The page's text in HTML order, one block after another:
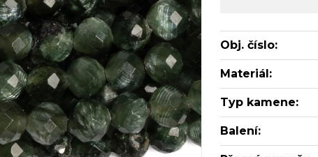
Obj. číslo:
Materiál:
Typ kamene:
Balení: